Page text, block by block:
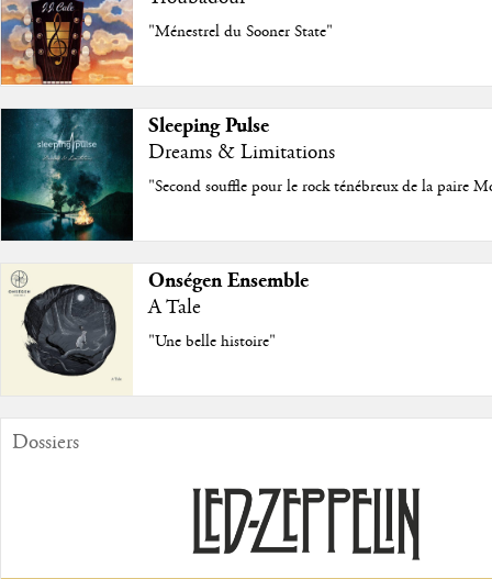
"Ménestrel du Sooner State"
Sleeping Pulse
Dreams & Limitations
"Second souffle pour le rock ténébreux de la paire
Onségen Ensemble
A Tale
"Une belle histoire"
Dossiers